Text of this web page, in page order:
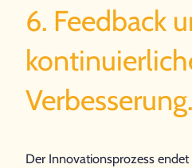
6. Feedback
Verbesserung.
Der Innovationsprozess